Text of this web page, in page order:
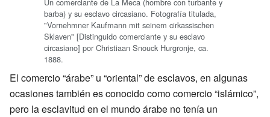
barba) y su esclavo circasiano. Fotografía titulada,
"Vornehmner Kaufmann mit seinem cirkassischen
Sklaven" [Distinguido comerciante y su esclavo
circasiano] por Christiaan Snouck Hurgronje, ca.
1888.
El comercio “árabe” u “oriental” de esclavos, en algunas
ocasiones también es conocido como comercio “islámico”,
pero la esclavitud en el mundo árabe no tenía un